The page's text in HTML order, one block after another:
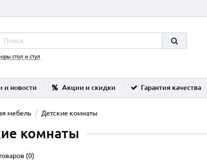
стол и стул
и новости Акции и скидки Гарантия качества
мебель Детские комнаты
комнаты
(0)